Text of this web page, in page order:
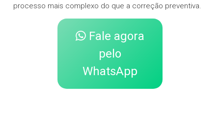
processo mais complexo do que a correção preventiva.
Fale agora
pelo
WhatsApp